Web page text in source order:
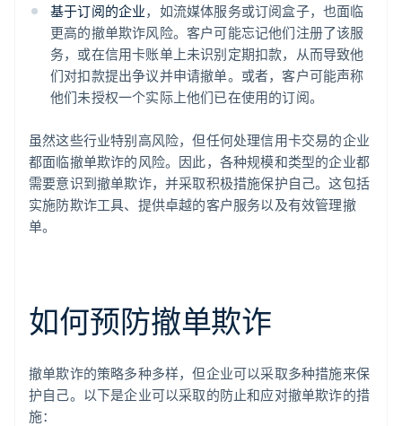
基于订阅的企业，如流媒体服务或订阅盒子，也面临
更高的撤单欺诈风险。客户可能忘记他们注册了该服
务，或在信用卡账单上未识别定期扣款，从而导致他
们对扣款提出争议并申请撤单。或者，客户可能声称
他们未授权一个实际上他们已在使用的订阅。
虽然这些行业特别高风险，但任何处理信用卡交易的企业
都面临撤单欺诈的风险。因此，各种规模和类型的企业都
需要意识到撤单欺诈，并采取积极措施保护自己。这包括
实施防欺诈工具、提供卓越的客户服务以及有效管理撤
单。
如何预防撤单欺诈
撤单欺诈的策略多种多样，但企业可以采取多种措施来保
护自己。以下是企业可以采取的防止和应对撤单欺诈的措
施：